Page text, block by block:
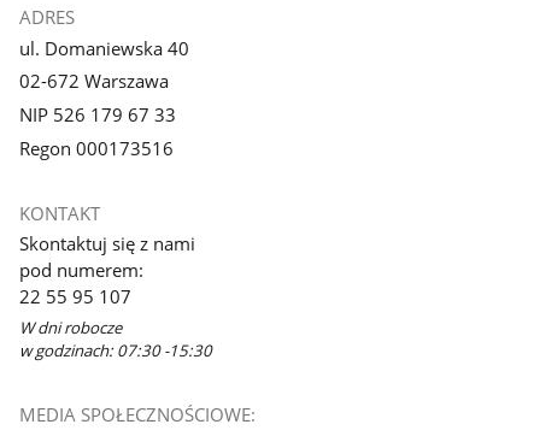
ADRES
ul. Domaniewska 40
02-672 Warszawa
NIP 526 179 67 33
Regon 000173516
KONTAKT
Skontaktuj się z nami
pod numerem:
22 55 95 107
W dni robocze
w godzinach: 07:30 -15:30
MEDIA SPOŁECZNOŚCIOWE: